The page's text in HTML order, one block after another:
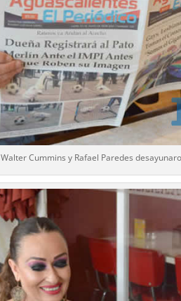
Walter Cummins y Rafael Paredes